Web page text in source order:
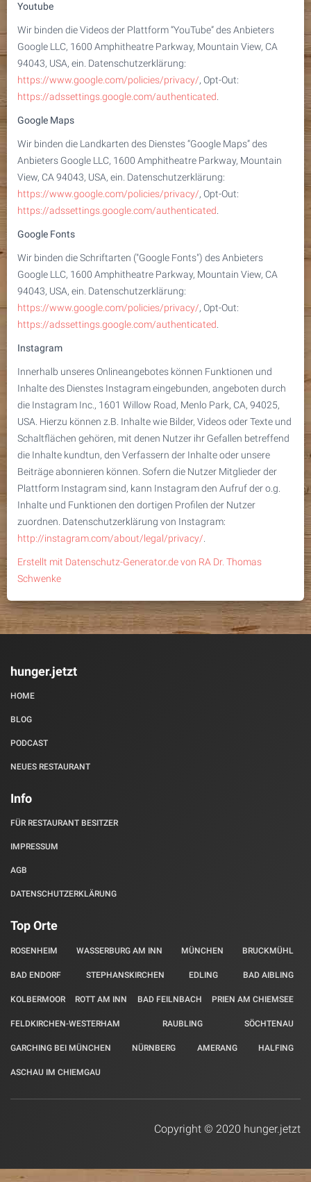
Youtube
Wir binden die Videos der Plattform “YouTube” des Anbieters
Google LLC, 1600 Amphitheatre Parkway, Mountain View, CA
94043, USA, ein. Datenschutzerklärung:
https://www.google.com/policies/privacy/, Opt-Out:
https://adssettings.google.com/authenticated
Google Maps
Wir binden die Landkarten des Dienstes “Google Maps” des
Anbieters Google LLC, 1600 Amphitheatre Parkway, Mountain
View, CA 94043, USA, ein. Datenschutzerklärung:
https://www.google.com/policies/privacy/, Opt-Out:
https://adssettings.google.com/authenticated
Google Fonts
Wir binden die Schriftarten ("Google Fonts") des Anbieters
Google LLC, 1600 Amphitheatre Parkway, Mountain View, CA
94043, USA, ein. Datenschutzerklärung:
https://www.google.com/policies/privacy/, Opt-Out:
https://adssettings.google.com/authenticated
Instagram
Innerhalb unseres Onlineangebotes können Funktionen und
Inhalte des Dienstes Instagram eingebunden, angeboten durch
die Instagram Inc., 1601 Willow Road, Menlo Park, CA, 94025,
USA. Hierzu können z.B. Inhalte wie Bilder, Videos oder Texte und
Schaltflächen gehören, mit denen Nutzer ihr Gefallen betreffend
die Inhalte kundtun, den Verfassern der Inhalte oder unsere
Beiträge abonnieren können. Sofern die Nutzer Mitglieder der
Plattform Instagram sind, kann Instagram den Aufruf der o.g.
Inhalte und Funktionen den dortigen Profilen der Nutzer
zuordnen. Datenschutzerklärung von Instagram:
http://instagram.com/about/legal/privacy/
Erstellt mit Datenschutz-Generator.de von RA Dr. Thomas
Schwenke
hunger.jetzt
HOME
BLOG
PODCAST
NEUES RESTAURANT
Info
FÜR RESTAURANT BESITZER
IMPRESSUM
AGB
DATENSCHUTZERKLÄRUNG
Top Orte
ROSENHEIM WASSERBURG AM INN MÜNCHEN BRUCKMÜHL
BAD ENDORF STEPHANSKIRCHEN EDLING BAD AIBLING
KOLBERMOOR ROTT AM INN BAD FEILNBACH PRIEN AM CHIEMSEE
FELDKIRCHEN-WESTERHAM RAUBLING SÖCHTENAU
GARCHING BEI MÜNCHEN NÜRNBERG AMERANG HALFING
ASCHAU IM CHIEMGAU
Copyright © 2020 hunger.jetzt